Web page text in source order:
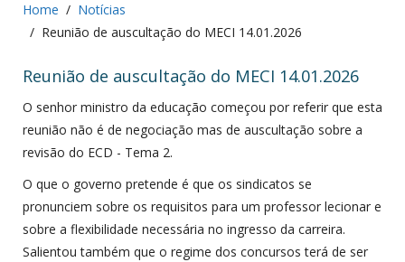
Home
Notícias
Reunião de auscultação do MECI 14.01.2026
Reunião de auscultação do MECI 14.01.2026
O senhor ministro da educação começou por referir que esta
reunião não é de negociação mas de auscultação sobre a
revisão do ECD - Tema 2.
O que o governo pretende é que os sindicatos se
pronunciem sobre os requisitos para um professor lecionar e
sobre a flexibilidade necessária no ingresso da carreira.
Salientou também que o regime dos concursos terá de ser